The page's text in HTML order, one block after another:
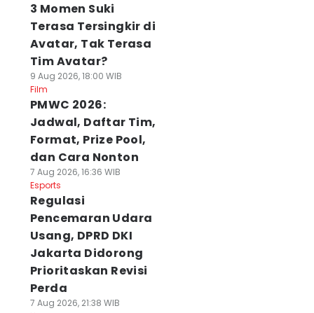
3 Momen Suki
Terasa Tersingkir di
Avatar, Tak Terasa
Tim Avatar?
9 Aug 2026, 18:00 WIB
Film
PMWC 2026:
Jadwal, Daftar Tim,
Format, Prize Pool,
dan Cara Nonton
7 Aug 2026, 16:36 WIB
Esports
Regulasi
Pencemaran Udara
Usang, DPRD DKI
Jakarta Didorong
Prioritaskan Revisi
Perda
7 Aug 2026, 21:38 WIB